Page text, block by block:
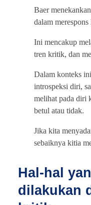
Baer
dalam
Ini mencakup
tren kritik, dan
Dalam konteks
introspeksi diri,
melihat pada diri
betul atau tidak.
Jika kita
sebaiknya kitia
Hal-hal
dilakukan